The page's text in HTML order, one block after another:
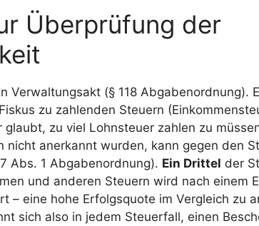
Überprüfung der
Verwaltungsakt (§ 118 Abgabenordnung).
zu zahlenden Steuern
glaubt, zu viel Lohnsteuer zahlen zu
nicht anerkannt wurden, kann gegen den
Abs. 1 Abgabenordnung). Ein Drittel der
und anderen Steuern wird nach einem
– eine hohe Erfolgsquote im Vergleich zu
sich also in jedem Steuerfall, einen